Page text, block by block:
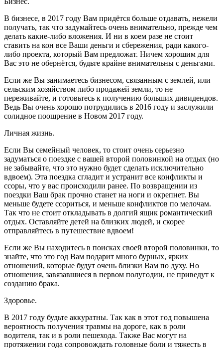
В бизнесе, в 2017 году Вам придётся больше отдавать, нежели
получать, так что задумайтесь очень внимательно, прежде чем
делать какие-либо вложения. И ни в коем разе не стоит
ставить на кон все Ваши деньги и сбережения, ради какого-
либо проекта, который Вам предложат. Ничем хорошим для
Вас это не обернётся, будьте крайне внимательны с деньгами.
Если же Вы занимаетесь бизнесом, связанным с землей, или
сельским хозяйством либо продажей земли, то не
переживайте, и готовьтесь к получению больших дивидендов.
Ведь Вы очень хорошо потрудились в 2016 году и заслужили
солидное поощрение в Новом 2017 году.
Личная жизнь.
Если Вы семейный человек, то стоит очень серьезно
задуматься о поездке с вашей второй половинкой на отдых (но
не забывайте, что это нужно будет сделать исключительно
вдвоем). Эта поездка сгладит и устранит все конфликты и
ссоры, что у вас происходили ранее. По возвращении из
поездки Ваш брак прочно станет на ноги и окрепнет. Вы
меньше будете ссориться, и меньше конфликтов по мелочам.
Так что не стоит откладывать в долгий ящик романтический
отдых. Оставляйте детей на близких людей, и скорее
отправляйтесь в путешествие вдвоем!
Если же Вы находитесь в поисках своей второй половинки, то
знайте, что это год Вам подарит много бурных, ярких
отношений, которые будут очень близки Вам по духу. Но
отношения, завязавшиеся в первом полугодии, не приведут к
созданию брака.
Здоровье.
В 2017 году будьте аккуратны. Так как в этот год повышена
вероятность получения травмы на дороге, как в роли
водителя, так и в роли пешехода. Также Вас могут на
протяжении года сопровождать головные боли и тяжесть в